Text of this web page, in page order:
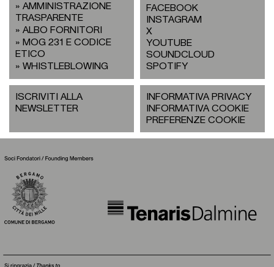
AMMINISTRAZIONE
TRASPARENTE
ALBO FORNITORI
MOG 231 E CODICE
ETICO
WHISTLEBLOWING
FACEBOOK
INSTAGRAM
X
YOUTUBE
SOUNDCLOUD
SPOTIFY
ISCRIVITI ALLA
NEWSLETTER
INFORMATIVA PRIVACY
INFORMATIVA COOKIE
PREFERENZE COOKIE